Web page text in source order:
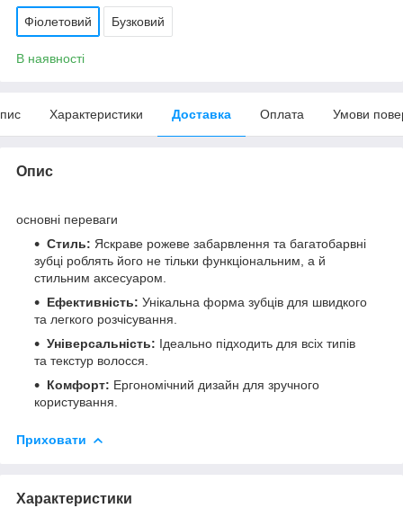
Фіолетовий Бузковий
В наявності
Характеристики Доставка Оплата Умови
Опис
основні переваги
Стиль: Яскраве рожеве забарвлення та багатобарвні
зубці роблять його не тільки функціональним, а й
стильним аксесуаром.
Ефективність: Унікальна форма зубців для швидкого
та легкого розчісування.
Універсальність: Ідеально підходить для всіх типів
та текстур волосся.
Комфорт: Ергономічний дизайн для зручного
користування.
Приховати
Характеристики